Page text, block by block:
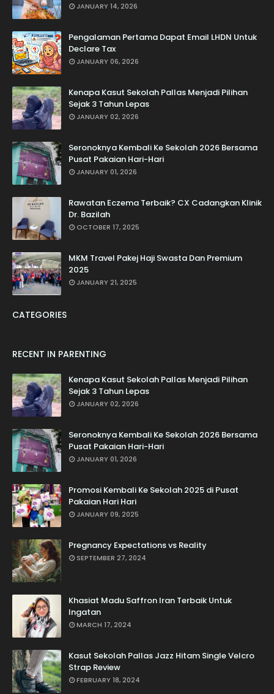
JANUARY 14, 2026
Pengalaman Pertama Dapat Email LHDN Untuk
Declare Tax
JANUARY 06, 2026
Kenapa Kasut Sekolah Pallas Menjadi Pilihan
Sejak 3 Tahun Lepas
JANUARY 02, 2026
Seronoknya Kembali Ke Sekolah 2026 Bersama
Pusat Pakaian Hari-Hari
JANUARY 01, 2026
Rawatan Eczema Terbaik? CX Cadangkan Klinik
Dr. Bazilah
OCTOBER 17, 2025
MKM Travel Pakej Haji Swasta Dan Premium
2025
JANUARY 21, 2025
CATEGORIES
RECENT IN PARENTING
Kenapa Kasut Sekolah Pallas Menjadi Pilihan
Sejak 3 Tahun Lepas
JANUARY 02, 2026
Seronoknya Kembali Ke Sekolah 2026 Bersama
Pusat Pakaian Hari-Hari
JANUARY 01, 2026
Promosi Kembali Ke Sekolah 2025 di Pusat
Pakaian Hari Hari
JANUARY 09, 2025
Pregnancy Expectations vs Reality
SEPTEMBER 27, 2024
Khasiat Madu Saffron Iran Terbaik Untuk
Ingatan
MARCH 17, 2024
Kasut Sekolah Pallas Jazz Hitam Single Velcro
Strap Review
FEBRUARY 18, 2024